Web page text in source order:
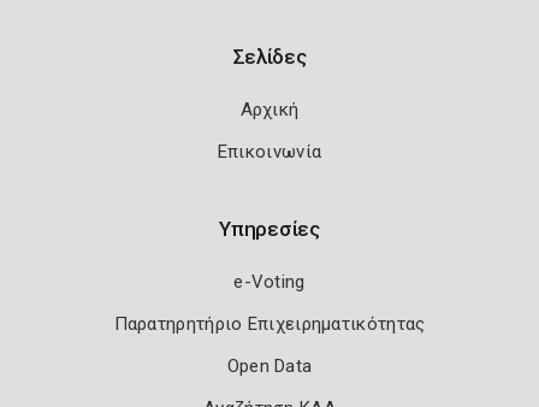
Σελίδες
Αρχική
Επικοινωνία
Υπηρεσίες
e-Voting
Παρατηρητήριο Επιχειρηματικότητας
Open Data